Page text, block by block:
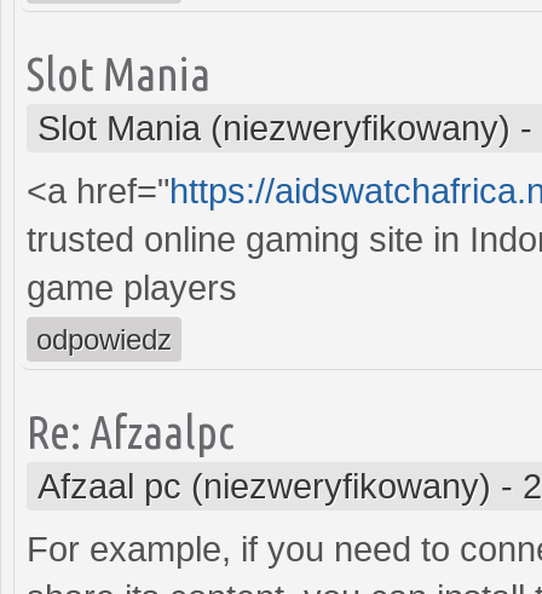
Slot Mania
Slot Mania (niezweryfikowany) -
<a href="https://
trusted online gaming site in
game players
odpowiedz
Re: Afzaalpc
Afzaal pc (niezweryfikowany) -
For example, if you need to